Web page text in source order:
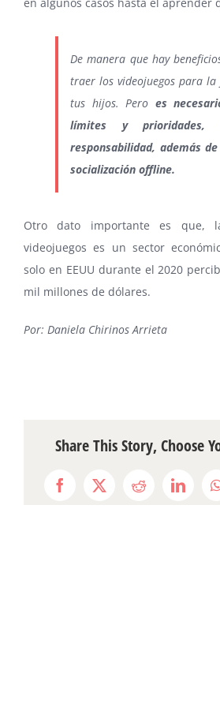
De manera que hay
traer los videojuegos para la
tus hijos. Pero es
límites y prioridades,
responsabilidad, además
socialización offline.
Otro dato importante es que,
videojuegos es un sector
solo en EEUU durante el 2020
mil millones de dólares.
Por: Daniela Chirinos Arrieta
Share This Story, Choose
Facebook
X Reddit